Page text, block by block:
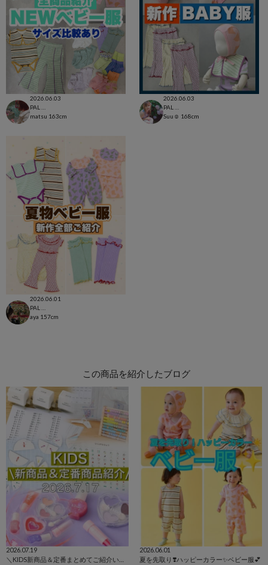
2026.06.03
matsu 163cm
2026.06.03
Suu☺︎ 168cm
2026.06.01
aya 157cm
この商品を紹介したブログ
2026.07.19
2026.06.01
夏を先取り❣️ハッピーカラー✨ベビー服💕